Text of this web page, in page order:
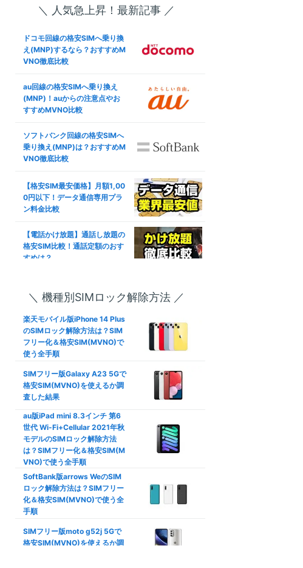
―
込)
792円
(3GB〜/税込)
証 動作未検証
ス やや遅い
＼ 人気急上昇！最新記事 ／
ドコモ回線の格安SIMへ乗り換
え(MNP)するなら？おすすめM
VNO徹底比較
au回線の格安SIMへ乗り換え
(MNP)！auからの注意点やお
すすめMVNO比較
ソフトバンク回線の格安SIMへ
乗り換え(MNP)は？おすすめM
VNO徹底比較
【格安SIM最安価格】月額1,00
0円以下！データ通信専用プラ
ン料金比較
【電話かけ放題】通話し放題の
格安SIM比較！通話定額のおす
すめは？
安SIM徹底比較！失敗しない選
【口座振替/デビットカード】
クレジットカード不要の格安SI
M徹底比較
家族割は格安SIMでも使える？
家族向けプランおすすめ格安SI
【カウントフリー】データ無制
限使い放題の罠！制限なし格安
SIM比較
格安SIMはテザリングできな
い？docomo/au/Softbank回
線おすすめ比較
iPhone/Androidのデータ通信
量節約！ギガ不足を解消して通
＼ 機種別SIMロック解除方法 ／
楽天モバイル版iPhone 14 Plus
のSIMロック解除方法は？SIM
フリー化＆格安SIM(MVNO)で
使う全手順
SIMフリー版Galaxy A23 5Gで
格安SIM(MVNO)を使えるか調
査した結果
au版iPad mini 8.3インチ 第6
世代 Wi-Fi+Cellular 2021年秋
モデルのSIMロック解除方法
は？SIMフリー化＆格安SIM(M
VNO)で使う全手順
SoftBank版arrows WeのSIM
ロック解除方法は？SIMフリー
化＆格安SIM(MVNO)で使う全
手順
SIMフリー版moto g52j 5Gで
格安SIM(MVNO)を使えるか調